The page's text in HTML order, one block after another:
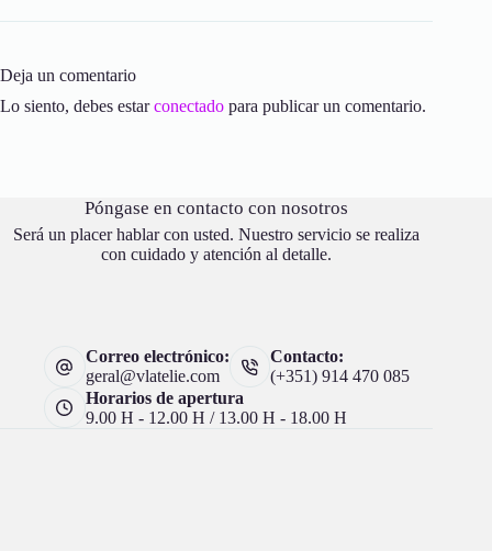
Deja un comentario
Lo siento, debes estarconectado para publicar un comentario.
Póngase en contacto con nosotros
Será un placer hablar con usted. Nuestro servicio se realiza
con cuidado y atención al detalle.
Correo electrónico:
geral@vlatelie.com
Contacto:
(+351) 914 470 085
Horarios de apertura
9.00 H - 12.00 H / 13.00 H - 18.00 H